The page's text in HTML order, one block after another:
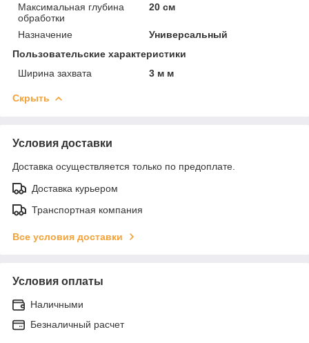
Максимальная глубина
обработки
20 см
Назначение
Универсальный
Пользовательские характеристики
Ширина захвата
3 м м
Скрыть
Условия доставки
Доставка осуществляется только по предоплате.
Доставка курьером
Транспортная компания
Все условия доставки
Условия оплаты
Наличными
Безналичный расчет